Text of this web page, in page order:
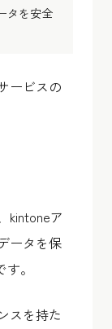
タを安全
ービスの
kintoneア
ータを保
。
スを持た